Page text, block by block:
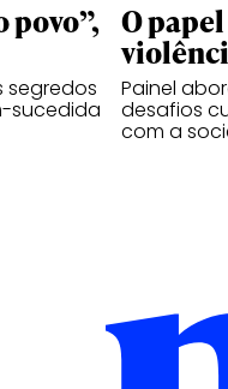
povo”,
segredos
sucedida
O
Painel
desafios
com a